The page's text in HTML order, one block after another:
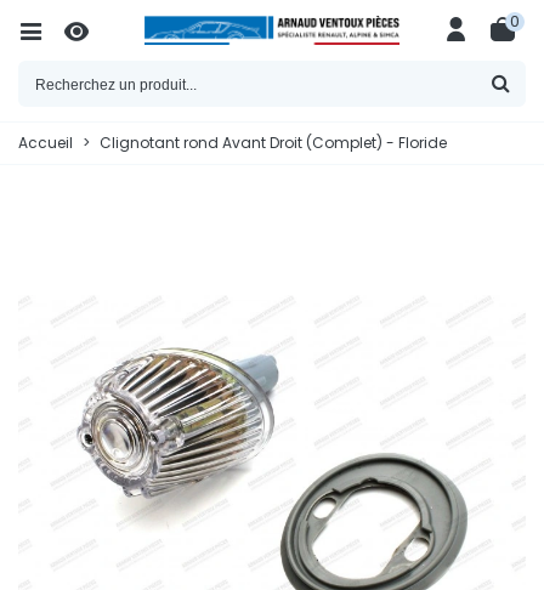
0
Accueil > Clignotant rond Avant Droit (Complet) - Floride